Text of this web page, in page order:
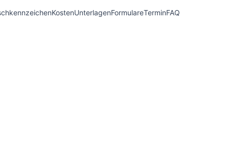
KostenUnterlagenFormulareTerminFAQ